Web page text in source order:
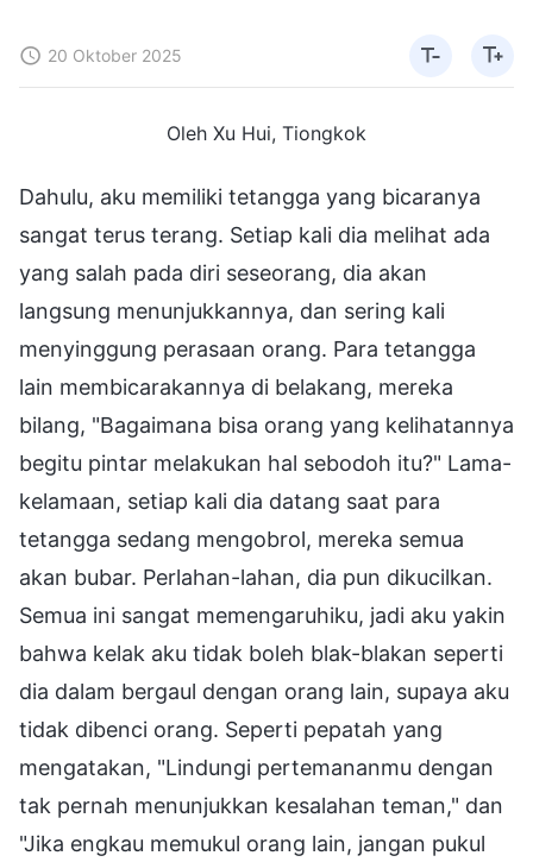
20 Oktober 2025
Oleh Xu Hui, Tiongkok
Dahulu, aku memiliki tetangga yang bicaranya
sangat terus terang. Setiap kali dia melihat ada
yang salah pada diri seseorang, dia akan
langsung menunjukkannya, dan sering kali
menyinggung perasaan orang. Para tetangga
lain membicarakannya di belakang, mereka
bilang, "Bagaimana bisa orang yang kelihatannya
begitu pintar melakukan hal sebodoh itu?" Lama-
kelamaan, setiap kali dia datang saat para
tetangga sedang mengobrol, mereka semua
akan bubar. Perlahan-lahan, dia pun dikucilkan.
Semua ini sangat memengaruhiku, jadi aku yakin
bahwa kelak aku tidak boleh blak-blakan seperti
dia dalam bergaul dengan orang lain, supaya aku
tidak dibenci orang. Seperti pepatah yang
mengatakan, "Lindungi pertemananmu dengan
tak pernah menunjukkan kesalahan teman," dan
"Jika engkau memukul orang lain, jangan pukul